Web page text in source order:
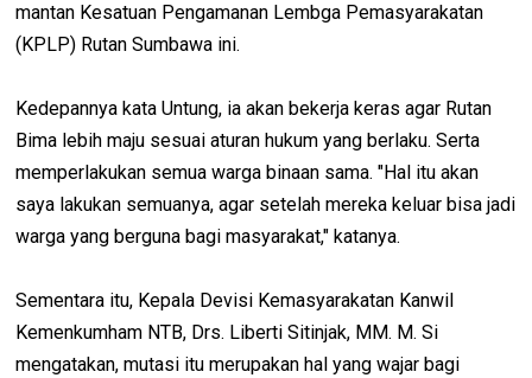
mantan Kesatuan Pengamanan Lembga Pemasyarakatan
(KPLP) Rutan Sumbawa ini.
Kedepannya kata Untung, ia akan bekerja keras agar Rutan
Bima lebih maju sesuai aturan hukum yang berlaku. Serta
memperlakukan semua warga binaan sama. "Hal itu akan
saya lakukan semuanya, agar setelah mereka keluar bisa jadi
warga yang berguna bagi masyarakat," katanya.
Sementara itu, Kepala Devisi Kemasyarakatan Kanwil
Kemenkumham NTB, Drs. Liberti Sitinjak, MM. M. Si
mengatakan, mutasi itu merupakan hal yang wajar bagi